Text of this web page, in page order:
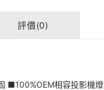
評價(0)
■100%OEM相容投影機